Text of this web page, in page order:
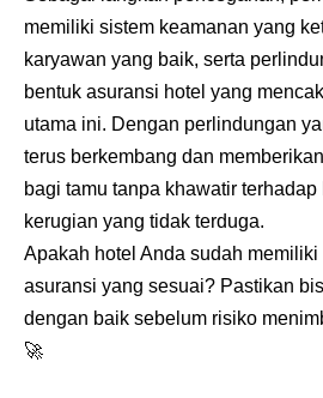
memiliki sistem keamanan yang
karyawan yang baik, serta
bentuk asuransi hotel yang
utama ini. Dengan perlindungan
terus berkembang dan
bagi tamu tanpa khawatir
kerugian yang tidak terduga.
Apakah hotel Anda sudah
asuransi yang sesuai? Pastikan
dengan baik sebelum risiko
🚀